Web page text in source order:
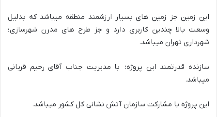
این زمین جز زمین های بسیار ارزشمند منطقه میباشد که بدلیل
وسعت بالا چندین کاربری دارد و جز طرح های مدرن شهرسازی؛
شهرداری تهران میباشد.
سازنده قدرتمند این پروژه؛ با مدیریت جناب آقای رحیم قربانی
میباشد.
این پروژه با مشارکت سازمان آتش نشانی کل کشور میباشد.